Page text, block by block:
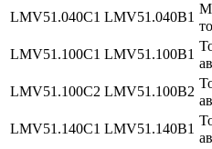
LMV51.040C1 LMV51.040B1
LMV51.100C1 LMV51.100B1
LMV51.100C2 LMV51.100B2
LMV51.140C1 LMV51.140B1